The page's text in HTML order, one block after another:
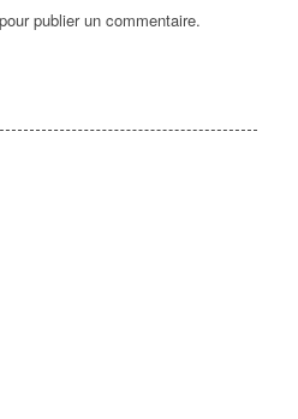
publier un commentaire.